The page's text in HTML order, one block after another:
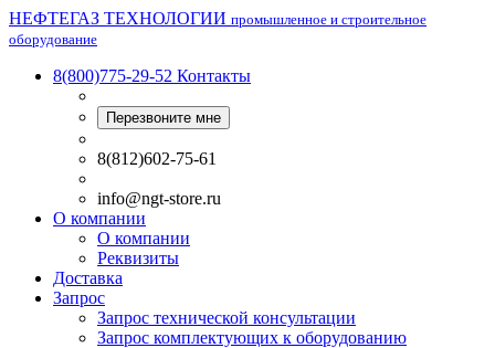
НЕФТЕГАЗ ТЕХНОЛОГИИ промышленное и строительное
оборудование
8(800)775-29-52 Контакты
Перезвоните мне
8(812)602-75-61
info@ngt-store.ru
О компании
О компании
Реквизиты
Доставка
Запрос
Запрос технической консультации
Запрос комплектующих к оборудованию